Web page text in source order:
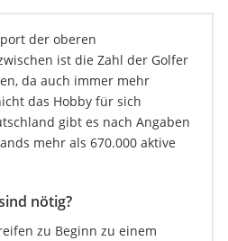
der oberen
ist die Zahl der Golfer
da auch immer mehr
das Hobby für sich
gibt es nach Angaben
mehr als 670.000 aktive
nötig?
zu Beginn zu einem